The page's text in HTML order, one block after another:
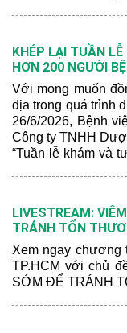
KHÉP LẠI TUẦN
HƠN 200 NGƯỜI
Với mong muốn
địa trong quá trình
26/6/2026, Bệnh
Công ty TNHH
“Tuần lễ khám và
LIVESTREAM:
TRÁNH TỔN
Xem ngay chương
TP.HCM với chủ
SỚM ĐỂ TRÁNH